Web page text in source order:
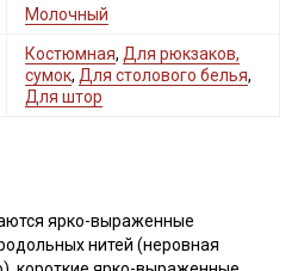
Молочный
Костюмная, Для рюкзаков,
сумок, Для столового белья,
Для штор
ярко-выраженные
нитей (неровная